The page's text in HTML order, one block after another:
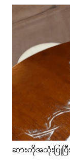
ဆားကိုအသုံးပြုပ